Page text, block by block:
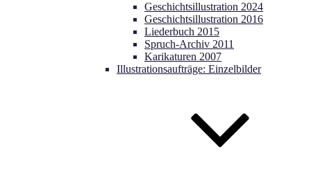
Geschichtsillustration 2024
Geschichtsillustration 2016
Liederbuch 2015
Spruch-Archiv 2011
Karikaturen 2007
Illustrationsaufträge: Einzelbilder